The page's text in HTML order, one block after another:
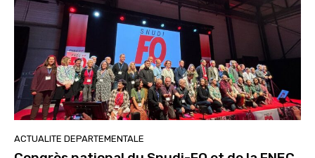
ACTUALITE DEPARTEMENTALE